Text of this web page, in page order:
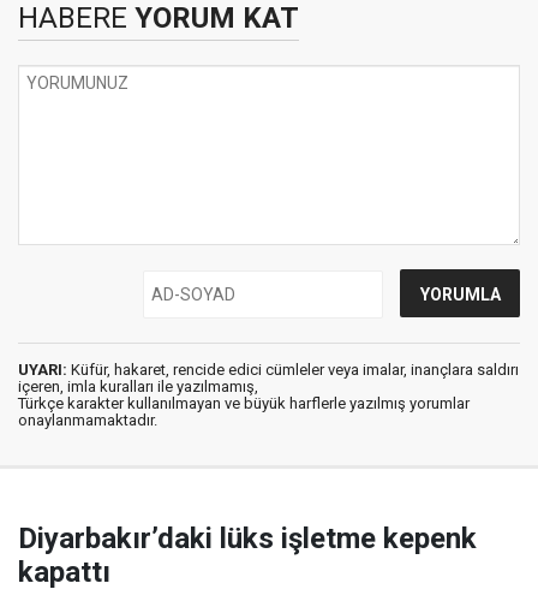
HABERE YORUM KAT
UYARI: Küfür, hakaret, rencide edici cümleler veya imalar, inançlara saldırı
içeren, imla kuralları ile yazılmamış,
Türkçe karakter kullanılmayan ve büyük harflerle yazılmış yorumlar
onaylanmamaktadır.
Diyarbakır’daki lüks işletme kepenk
kapattı